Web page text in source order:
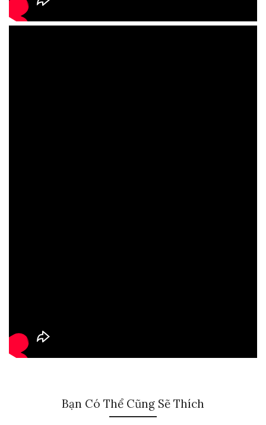
Bạn Có Thể Cũng Sẽ Thích